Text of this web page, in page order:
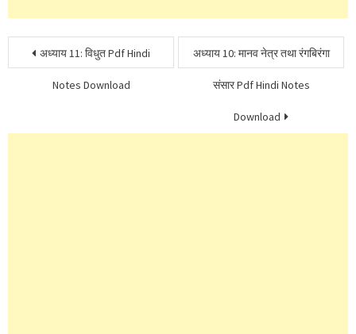
Post
navigation
अध्याय 11: विधुत Pdf Hindi
Notes Download
अध्याय 10: मानव नेत्र तथा रंगबिरंगा
संसार Pdf Hindi Notes
Download